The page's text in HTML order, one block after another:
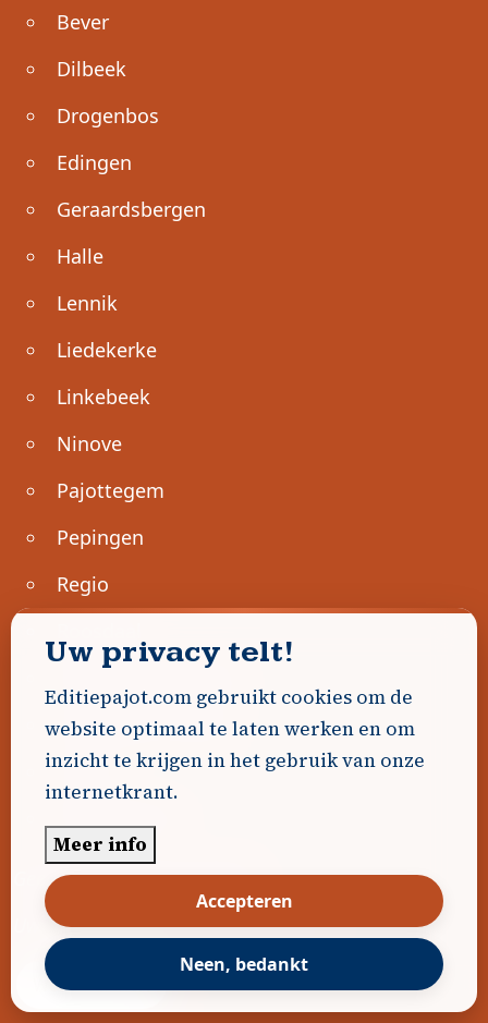
Bever
Dilbeek
Drogenbos
Edingen
Geraardsbergen
Halle
Lennik
Liedekerke
Linkebeek
Ninove
Pajottegem
Pepingen
Regio
Sint-Pieters-Leeuw
Ternat
Geen advertenties gevonden.
Uw advertentie hier? Contacteer ons!
Word Partner!
Uw privacy telt!
Editiepajot.com gebruikt cookies om de
website optimaal te laten werken en om
inzicht te krijgen in het gebruik van onze
internetkrant.
Meer info
Accepteren
Neen, bedankt